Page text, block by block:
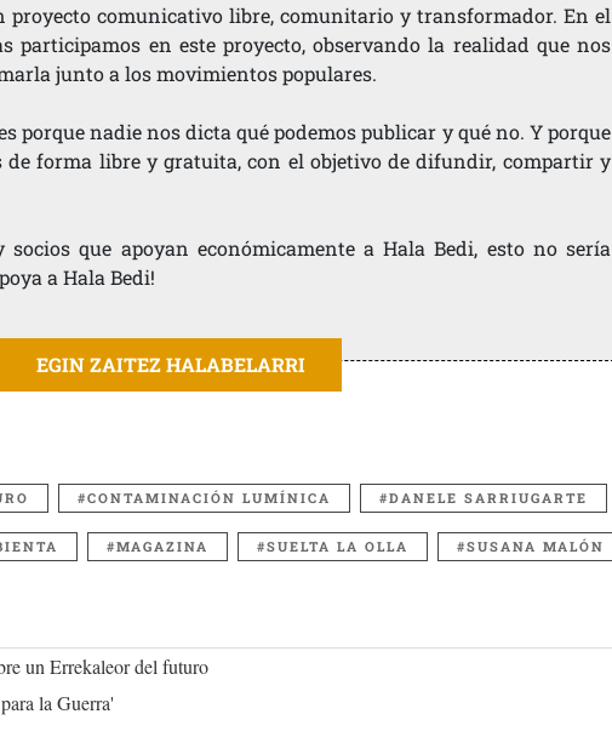
proyecto comunicativo libre, comunitario y transformador. En el
participamos en este proyecto, observando la realidad que nos
junto a los movimientos populares.
porque nadie nos dicta qué podemos publicar y qué no. Y porque
forma libre y gratuita, con el objetivo de difundir, compartir y
que apoyan económicamente a Hala Bedi, esto no sería
a Hala Bedi!
EGIN ZAITEZ HALABELARRI
CONTAMINACIÓN LUMÍNICA DANELE SARRIUGARTE
MAGAZINA SUELTA LA OLLA SUSANA MALÓN
un Errekaleor del futuro
la Guerra'